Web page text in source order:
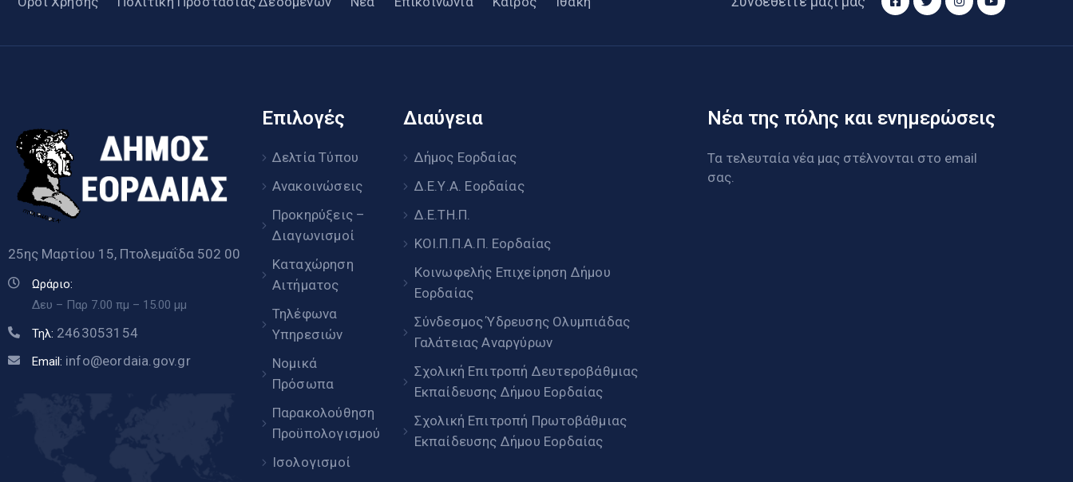
25ης Μαρτίου 15, Πτολεμαΐδα 502 00
Ωράριο:
Δευ – Παρ 7.00 πμ – 15.00 μμ
Τηλ: 2463053154
Email: info@eordaia.gov.gr
Επιλογές
Δελτία Τύπου
Ανακοινώσεις
Προκηρύξεις –
Διαγωνισμοί
Καταχώρηση
Αιτήματος
Τηλέφωνα
Υπηρεσιών
Νομικά
Πρόσωπα
Παρακολούθηση
Προϋπολογισμού
Ισολογισμοί
Διαύγεια
Δήμος Εορδαίας
Δ.Ε.Υ.Α. Εορδαίας
Δ.Ε.ΤΗ.Π.
ΚΟΙ.Π.Π.Α.Π. Εορδαίας
Κοινωφελής Επιχείρηση Δήμου
Εορδαίας
Σύνδεσμος Ύδρευσης Ολυμπιάδας
Γαλάτειας Αναργύρων
Σχολική Επιτροπή Δευτεροβάθμιας
Εκπαίδευσης Δήμου Εορδαίας
Σχολική Επιτροπή Πρωτοβάθμιας
Εκπαίδευσης Δήμου Εορδαίας
Νέα της πόλης και ενημερώσεις
Τα τελευταία νέα μας στέλνονται στο email
σας.